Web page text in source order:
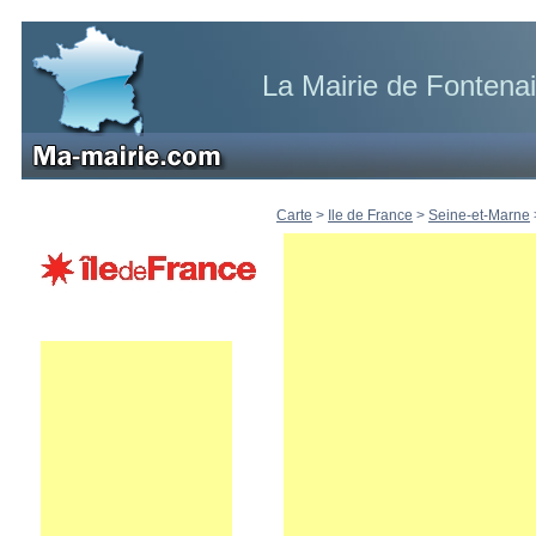
La Mairie de
Carte > Ile de France > Seine-et-Marne